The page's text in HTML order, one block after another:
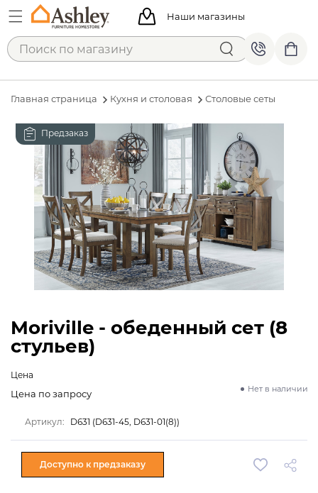
Наши магазины
Главная страница Кухня и столовая Столовые сеты
Предзаказ
Moriville - обеденный сет (8
стульев)
Цена
Нет в наличии
Цена по запросу
Артикул: D631 (D631-45, D631-01(8))
Доступно к предзаказу